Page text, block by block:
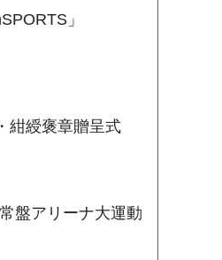
」
紺綬褒章贈呈式
盤アリーナ⼤運動